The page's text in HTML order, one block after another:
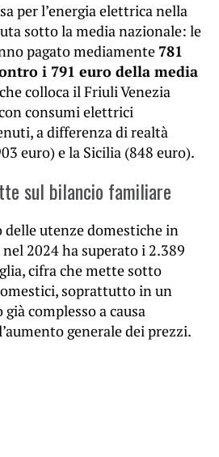
per l’energia elettrica nella
sotto la media nazionale: le
pagato mediamente 781
i 791 euro della media
colloca il Friuli Venezia
consumi elettrici
a differenza di realtà
euro) e la Sicilia (848 euro).
sul bilancio familiare
delle utenze domestiche in
2024 ha superato i 2.389
cifra che mette sotto
soprattutto in un
complesso a causa
generale dei prezzi.